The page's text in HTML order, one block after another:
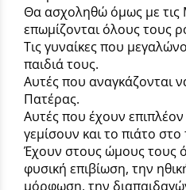
Θα ασχοληθώ όμως με τις
επωμίζονται όλους τους
Τις γυναίκες που
παιδιά τους.
Αυτές που αναγκάζονται
Πατέρας.
Αυτές που έχουν
γεμίσουν και το πιάτο στο
Έχουν στους ώμους τους
φυσική επιβίωση, την
μόρφωση, την